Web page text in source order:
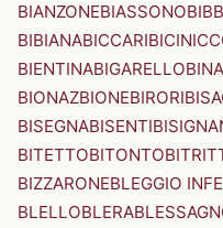
BIANZONEBIASSONO
BIBIANABICCARI
BIENTINABIGARELLO
BIONAZBIONEBIRORI
BISEGNABISENTI
BITETTOBITONTO
BIZZARONEBLEGGIO
BLELLOBLERA